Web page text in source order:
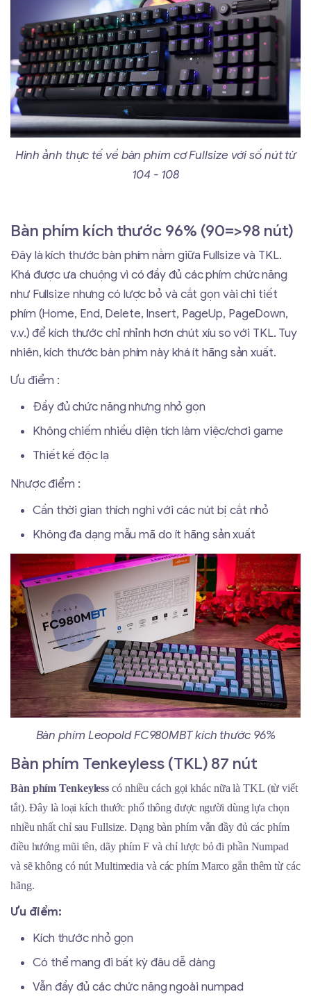
Hình ảnh thực tế về bàn phím cơ Fullsize với số nút từ
104 - 108
Bàn phím kích thước 96% (90=>98 nút)
Đây là kích thước bàn phím nằm giữa Fullsize và TKL.
Khá được ưa chuộng vì có đầy đủ các phím chức năng
như Fullsize nhưng có lược bỏ và cắt gọn vài chi tiết
phím (Home, End, Delete, Insert, PageUp, PageDown,
v.v.) để kích thước chỉ nhỉnh hơn chút xíu so với TKL. Tuy
nhiên, kích thước bàn phím này khá ít hãng sản xuất.
Ưu điểm :
Đầy đủ chức năng nhưng nhỏ gọn
Không chiếm nhiều diện tích làm việc/chơi game
Thiết kế độc lạ
Nhược điểm :
Cần thời gian thích nghi với các nút bị cắt nhỏ
Không đa dạng mẫu mã do ít hãng sản xuất
Bàn phím Leopold FC980MBT kích thước 96%
Bàn phím Tenkeyless (TKL) 87 nút
Bàn phím Tenkeyless có nhiều cách gọi khác nữa là TKL (từ viết
tắt). Đây là loại kích thước phổ thông được người dùng lựa chọn
nhiều nhất chỉ sau Fullsize. Dạng bàn phím vẫn đầy đủ các phím
điều hướng mũi tên, dãy phím F và chỉ lược bỏ đi phần Numpad
và sẽ không có nút Multimedia và các phím Marco gắn thêm từ các
hãng.
Ưu điểm:
Kích thước nhỏ gọn
Có thể mang đi bất kỳ đâu dễ dàng
Vẫn đầy đủ các chức năng ngoài numpad